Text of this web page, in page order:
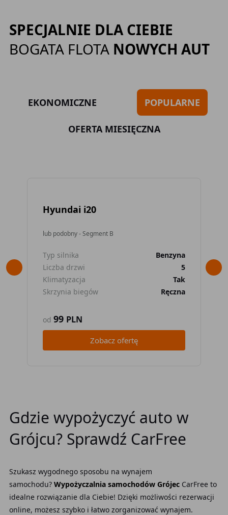
SPECJALNIE DLA CIEBIE
BOGATA FLOTA NOWYCH AUT
EKONOMICZNE POPULARNE
OFERTA MIESIĘCZNA
Hyundai i20
lub podobny - Segment B
Typ silnika
Benzyna
Liczba drzwi
5
Klimatyzacja
Tak
Skrzynia biegów
Ręczna
od 99 PLN
Zobacz ofertę
Gdzie wypożyczyć auto w
Grójcu? Sprawdź CarFree
Szukasz wygodnego sposobu na wynajem
samochodu? Wypożyczalnia samochodów GrójecCarFree to
idealne rozwiązanie dla Ciebie! Dzięki możliwości rezerwacji
online, możesz szybko i łatwo zorganizować wynajem.